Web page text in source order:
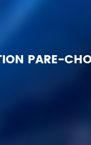
PARE-